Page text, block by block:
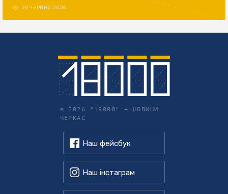
29 ЧЕРВНЯ 2026
© 2026 "18000" – НОВИНИ
ЧЕРКАС
Наш фейсбук
Наш інстаграм